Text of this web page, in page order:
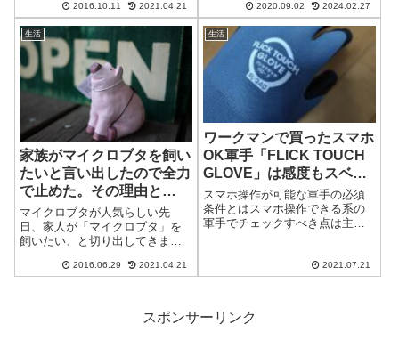
お陰で、素手の時に比べて、持
てる重さが格段に上がります。
荷物運ぶ作業を素手でやってる
人とか見ると、トレーニングの
ためにあえて苦行...
2016.10.11 2021.04.21
家族を慮って...
2020.09.02 2024.02.27
生活
家族がマイクロブタを飼い
たいと言い出したので全力
で止めた。その理由と
は……
マイクロブタが人気らしい先
日、家人が「マイクロブタ」を
飼いたい、と切り出してきまし
なくなるような人間が何故……
ロブタとはこれのことです。
2016.06.29 2021.04.21
生活
ワークマンで買ったスマホ
OK軍手「FLICK TOUCH
GLOVE」は感度もスベリ
もグリップ力も優秀
スマホ操作が可能な軍手の必須
条件とはスマホ操作できる系の
軍手でチェックすべき点は主に
「感度」ですが、ニトリルコー
トやウレタンコートの軍手は、
が無い場合でも...
2021.07.21
スポンサーリンク